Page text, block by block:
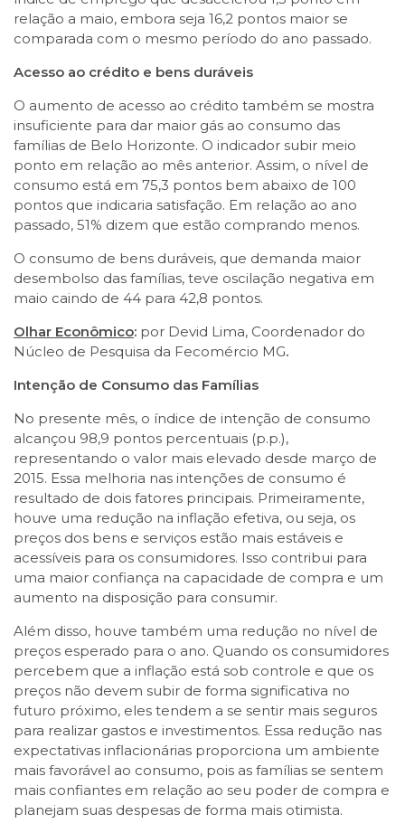
relação a maio, embora seja 16,2 pontos maior se
comparada com o mesmo período do ano passado.
Acesso ao crédito e bens duráveis
O aumento de acesso ao crédito também se mostra
insuficiente para dar maior gás ao consumo das
famílias de Belo Horizonte. O indicador subir meio
ponto em relação ao mês anterior. Assim, o nível de
consumo está em 75,3 pontos bem abaixo de 100
pontos que indicaria satisfação. Em relação ao ano
passado, 51% dizem que estão comprando menos.
O consumo de bens duráveis, que demanda maior
desembolso das famílias, teve oscilação negativa em
maio caindo de 44 para 42,8 pontos.
Olhar Econômico: por Devid Lima, Coordenador do
Núcleo de Pesquisa da Fecomércio MG.
Intenção de Consumo das Famílias
No presente mês, o índice de intenção de consumo
alcançou 98,9 pontos percentuais (p.p.),
representando o valor mais elevado desde março de
2015. Essa melhoria nas intenções de consumo é
resultado de dois fatores principais. Primeiramente,
houve uma redução na inflação efetiva, ou seja, os
preços dos bens e serviços estão mais estáveis e
acessíveis para os consumidores. Isso contribui para
uma maior confiança na capacidade de compra e um
aumento na disposição para consumir.
Além disso, houve também uma redução no nível de
preços esperado para o ano. Quando os consumidores
percebem que a inflação está sob controle e que os
preços não devem subir de forma significativa no
futuro próximo, eles tendem a se sentir mais seguros
para realizar gastos e investimentos. Essa redução nas
expectativas inflacionárias proporciona um ambiente
mais favorável ao consumo, pois as famílias se sentem
mais confiantes em relação ao seu poder de compra e
planejam suas despesas de forma mais otimista.